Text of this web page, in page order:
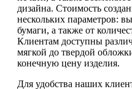
дизайна. Стоимость
нескольких параметров:
бумаги, а также от
Клиентам доступны
мягкой до твердой
конечную цену изделия.
Для удобства наших